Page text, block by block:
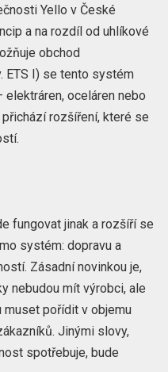
Yello v České
a na rozdíl od uhlíkové
obchod
ETS I) se tento systém
oceláren nebo
rozšíření, které se
fungovat jinak a rozšíří se
systém: dopravu a
Zásadní novinkou je,
nebudou mít výrobci, ale
muset pořídit v objemu
Jinými slovy,
spotřebuje, bude